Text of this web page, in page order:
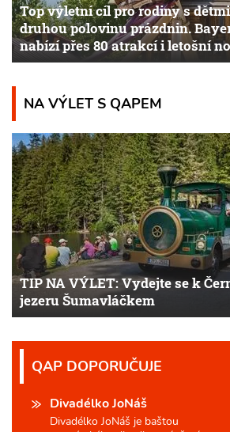
Top výletní cíl pro rodiny s
druhou polovinu prázdnin.
nabízí přes 80 atrakcí i letošní
NA VÝLET S QAPEM
TIP NA VÝLET: Vydejte se k
jezeru Šumavláčkem
QAP DOPORUČUJE
Divadélko JoNáš
Divadélko JoNáš je baštou